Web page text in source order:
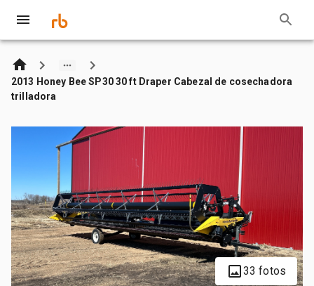
2013 Honey Bee SP30 30 ft Draper Cabezal de cosechadora
trilladora
33 fotos